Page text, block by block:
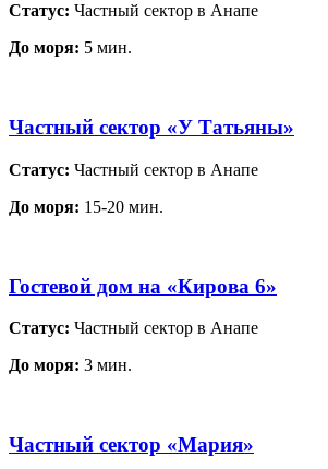
Статус: Частный сектор в Анапе
До моря: 5 мин.
Частный сектор «У Татьяны»
Статус: Частный сектор в Анапе
До моря: 15-20 мин.
Гостевой дом на «Кирова 6»
Статус: Частный сектор в Анапе
До моря: 3 мин.
Частный сектор «Мария»